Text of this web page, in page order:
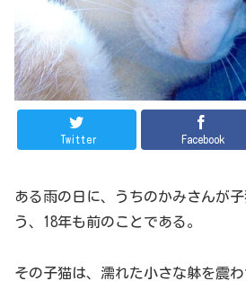
Twitter Facebook
ある雨の日に、うちのかみさんが
う、18年も前のことである。
その子猫は、濡れた小さな躰を震